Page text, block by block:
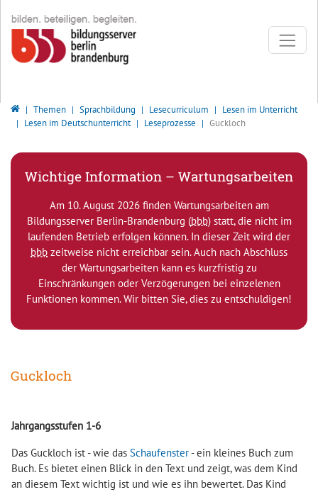
Bildungsserver Berlin - Brandenburg
Themen Sprachbildung Lesecurriculum
Lesen im Unterricht
Lesen im Deutschunterricht
Leseprozesse Guckloch
Wichtige Information – Wartungsarbeiten
Am 10. August 2026 finden Wartungsarbeiten am
Bildungsserver Berlin-Brandenburg (bbb) statt, die nicht im
laufenden Betrieb erfolgen können. In dieser Zeit wird der
bbb zeitweise nicht erreichbar sein. Auch nach Abschluss
der Wartungsarbeiten kann es kurzfristig zu
Einschränkungen oder Verzögerungen bei einzelenen
Funktionen kommen. Wir bitten Sie, dies zu entschuldigen!
Guckloch
Jahrgangsstufen 1-6
Das Guckloch ist - wie das Schaufenster - ein kleines Buch zum
Buch. Es bietet einen Blick in den Text und zeigt, was dem Kind
an diesem Text wichtig ist und wie es ihn bewertet. Das Kind